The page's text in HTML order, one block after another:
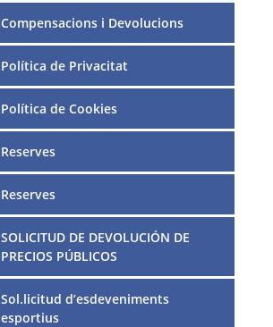
Compensacions i Devolucions
Política de Privacitat
Política de Cookies
Reserves
Reserves
SOLICITUD DE DEVOLUCIÓN DE
PRECIOS PÚBLICOS
Sol.licitud d’esdeveniments
esportius